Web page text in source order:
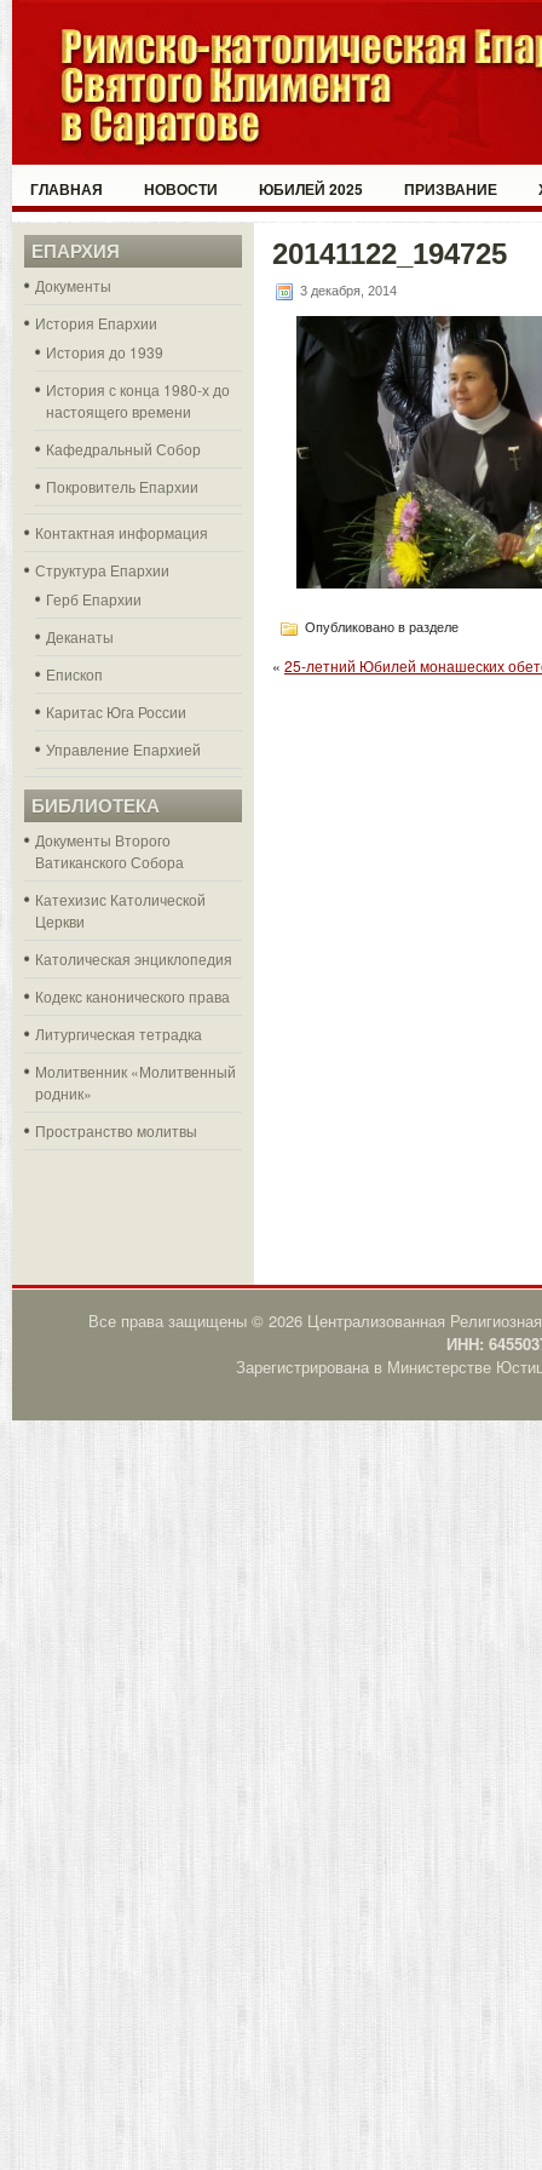
ГЛАВНАЯ НОВОСТИ ЮБИЛЕЙ 2025 ПРИЗВАНИЕ
ЕПАРХИЯ
Документы
История Епархии
История до 1939
История с конца 1980-х до
настоящего времени
Кафедральный Собор
Покровитель Епархии
Контактная информация
Структура Епархии
Герб Епархии
Деканаты
Епископ
Каритас Юга России
Управление Епархией
БИБЛИОТЕКА
Документы Второго
Ватиканского Собора
Катехизис Католической
Церкви
Католическая энциклопедия
Кодекс канонического права
Литургическая тетрадка
Молитвенник «Молитвенный
родник»
Пространство молитвы
20141122_194725
3 декабря, 2014
Опубликовано в разделе
« 25-летний Юбилей монашеских
Все права защищены © 2026 Централизованная
ИНН:
Зарегистрирована в Министерстве